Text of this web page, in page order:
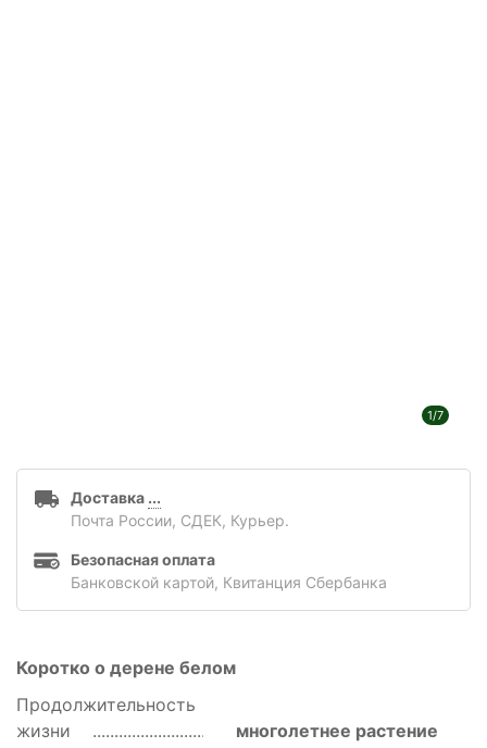
1/7
Доставка ...
Почта России, СДЕК, Курьер.
Безопасная оплата
Банковской картой, Квитанция Сбербанка
Коротко о дерене белом
Продолжительность
жизни
многолетнее растение